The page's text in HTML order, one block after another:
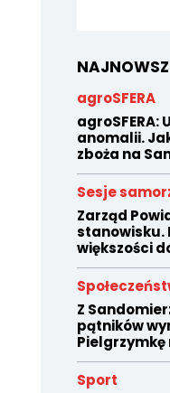
agroSFERA
agroSFERA:
anomalii.
zboża na
Sesje
Zarząd
stanowisku.
większości
Z
pątników
Pielgrzymkę
Sport